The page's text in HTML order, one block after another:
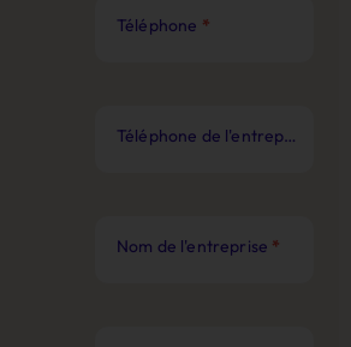
Téléphone *
Téléphone de l'entreprise
Nom de l'entreprise *